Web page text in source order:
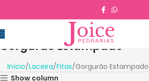
Gorgurão Estampado
Início Laceira Fitas Gorgurão Estampado
Show column